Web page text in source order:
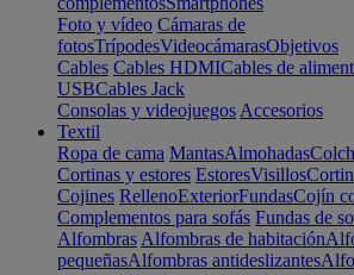
Foto y vídeo Cámaras de
fotosTrípodesVideocámarasObjetivos
Cables Cables HDMICables de
USBCables Jack
Consolas y videojuegos Accesorios
Textil
Ropa de cama MantasAlmohadas
Cortinas y estores EstoresVisillos
Cojines RellenoExteriorFundasCojín
Complementos para sofás Fundas de
Alfombras Alfombras de habitación
pequeñasAlfombras antideslizantes